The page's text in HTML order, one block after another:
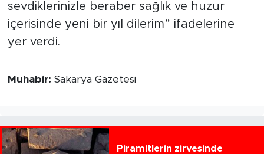
sevdiklerinizle beraber sağlık ve huzur
içerisinde yeni bir yıl dilerim” ifadelerine
yer verdi.
Muhabir: Sakarya Gazetesi
Piramitlerin zirvesinde